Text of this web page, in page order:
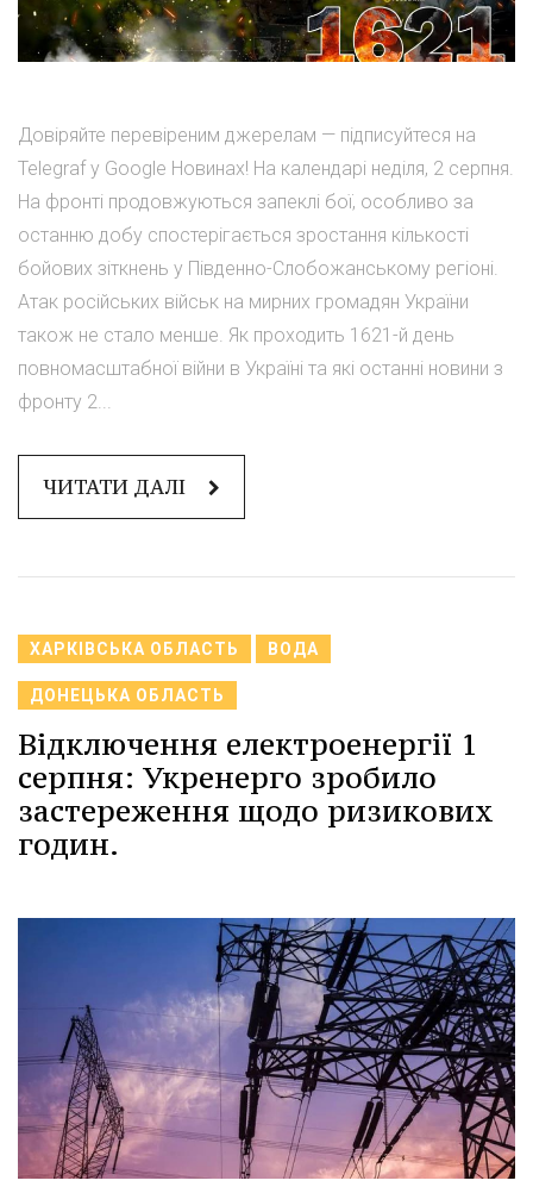
Довіряйте перевіреним джерелам — підписуйтеся на
Telegraf у Google Новинах! На календарі неділя, 2 серпня.
На фронті продовжуються запеклі бої, особливо за
останню добу спостерігається зростання кількості
бойових зіткнень у Південно-Слобожанському регіоні.
Атак російських військ на мирних громадян України
також не стало менше. Як проходить 1621-й день
повномасштабної війни в Україні та які останні новини з
фронту 2...
ЧИТАТИ ДАЛІ
ХАРКІВСЬКА ОБЛАСТЬ ВОДА
ДОНЕЦЬКА ОБЛАСТЬ
Відключення електроенергії 1
серпня: Укренерго зробило
застереження щодо ризикових
годин.